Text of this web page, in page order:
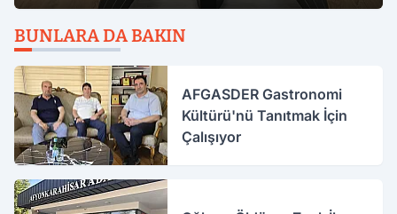
BUNLARA DA BAKIN
AFGASDER Gastronomi
Kültürü'nü Tanıtmak İçin
Çalışıyor